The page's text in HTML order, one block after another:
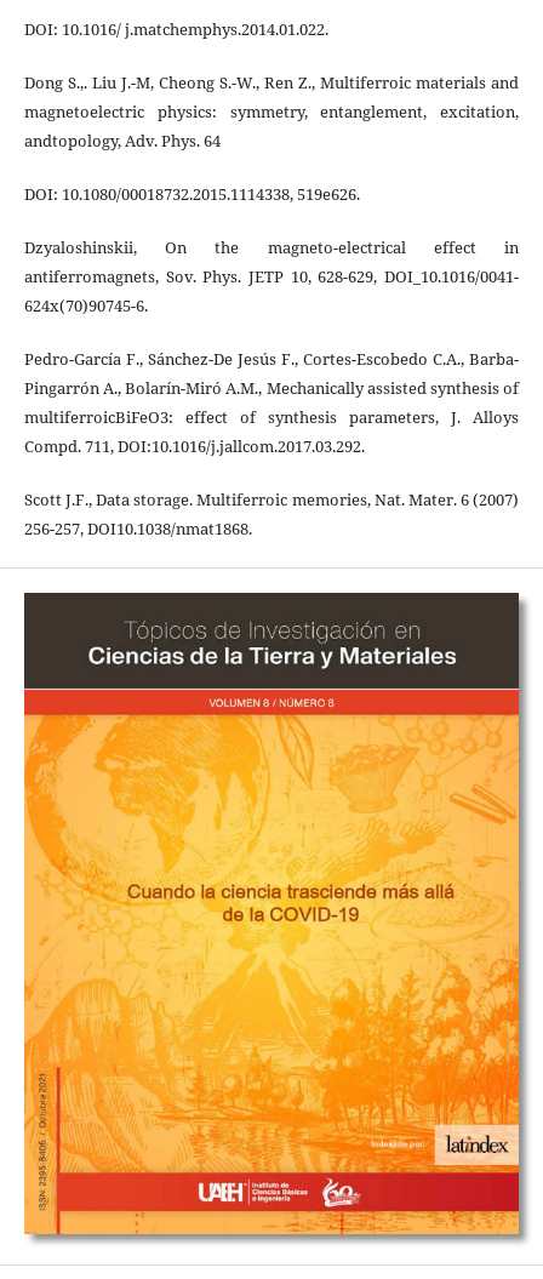
DOI: 10.1016/ j.matchemphys.2014.01.022.
Dong S.,. Liu J.-M, Cheong S.-W., Ren Z., Multiferroic materials and
magnetoelectric physics: symmetry, entanglement, excitation,
andtopology, Adv. Phys. 64
DOI: 10.1080/00018732.2015.1114338, 519e626.
Dzyaloshinskii, On the magneto-electrical effect in
antiferromagnets, Sov. Phys. JETP 10, 628-629, DOI_10.1016/0041-
624x(70)90745-6.
Pedro-García F., Sánchez-De Jesús F., Cortes-Escobedo C.A., Barba-
Pingarrón A., Bolarín-Miró A.M., Mechanically assisted synthesis of
multiferroicBiFeO3: effect of synthesis parameters, J. Alloys
Compd. 711, DOI:10.1016/j.jallcom.2017.03.292.
Scott J.F., Data storage. Multiferroic memories, Nat. Mater. 6 (2007)
256-257, DOI10.1038/nmat1868.